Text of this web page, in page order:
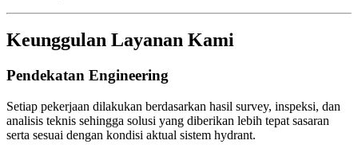
Keunggulan Layanan Kami
Pendekatan Engineering
Setiap pekerjaan dilakukan berdasarkan hasil survey, inspeksi, dan
analisis teknis sehingga solusi yang diberikan lebih tepat sasaran
serta sesuai dengan kondisi aktual sistem hydrant.